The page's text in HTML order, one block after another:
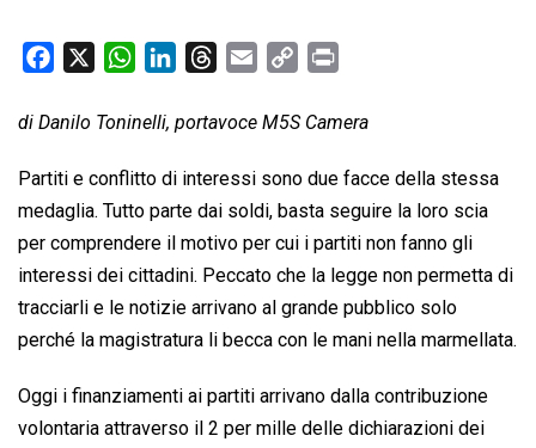
c
b
o
o
k
W
a
s
A
p
p
n
e
d
I
n
r
a
d
s
a
p
L
i
n
k
i
t
di Danilo Toninelli, portavoce M5S Camera
Partiti e conflitto di interessi sono due facce della stessa
medaglia. Tutto parte dai soldi, basta seguire la loro scia
per comprendere il motivo per cui i partiti non fanno gli
interessi dei cittadini. Peccato che la legge non permetta di
tracciarli e le notizie arrivano al grande pubblico solo
perché la magistratura li becca con le mani nella marmellata.
Oggi i finanziamenti ai partiti arrivano dalla contribuzione
volontaria attraverso il 2 per mille delle dichiarazioni dei